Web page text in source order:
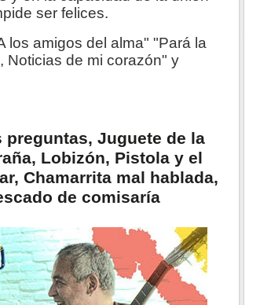
ser felices.
los amigos del alma" "Pará la
Noticias de mi corazón" y
preguntas, Juguete de la
Lobizón, Pistola y el
Chamarrita mal hablada,
de comisaría